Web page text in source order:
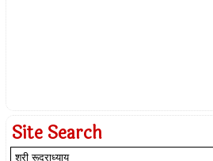
Site Search